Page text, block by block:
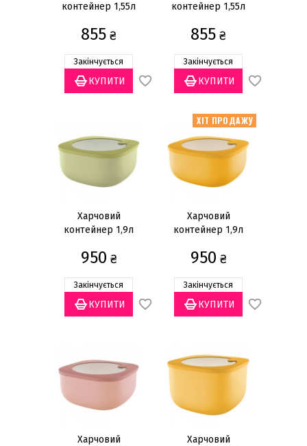
контейнер 1,55л
855 ₴
Закінчується
контейнер 1,55л
855 ₴
Закінчується
Харчовий
контейнер 1,9л
950 ₴
Закінчується
ХІТ ПРОДАЖУ
Харчовий
контейнер 1,9л
950 ₴
Закінчується
Харчовий
Харчовий